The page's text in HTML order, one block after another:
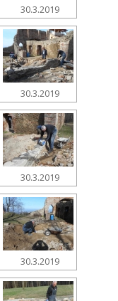
30.3.2019
30.3.2019
30.3.2019
30.3.2019